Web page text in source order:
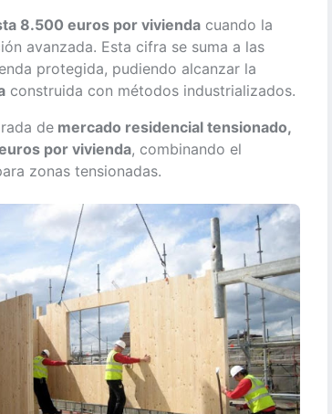
8.500 euros por vivienda cuando la
avanzada. Esta cifra se suma a las
protegida, pudiendo alcanzar la
construida con métodos industrializados.
de mercado residencial tensionado,
por vivienda, combinando el
zonas tensionadas.